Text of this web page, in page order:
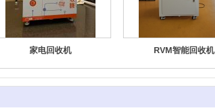
家电回收机 RVM智能回收机